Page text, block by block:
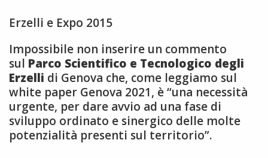
Erzelli e Expo 2015
Impossibile non inserire un commento
sul Parco Scientifico e Tecnologico degli
Erzelli di Genova che, come leggiamo sul
white paper Genova 2021, è “una necessità
urgente, per dare avvio ad una fase di
sviluppo ordinato e sinergico delle molte
potenzialità presenti sul territorio”.